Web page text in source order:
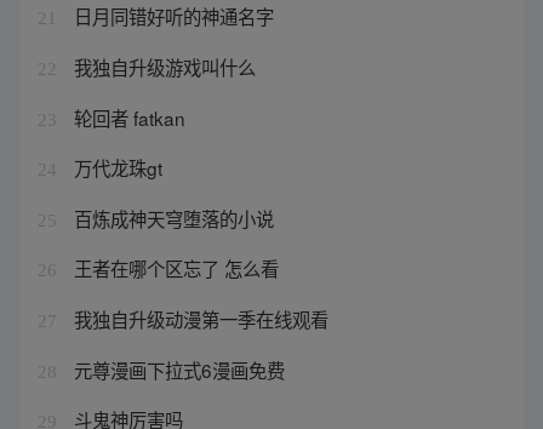
21 日月同错好听的神通名字
22 我独自升级游戏叫什么
23 轮回者 fatkan
24 万代龙珠gt
25 百炼成神天穹堕落的小说
26 王者在哪个区忘了 怎么看
27 我独自升级动漫第一季在线观看
28 元尊漫画下拉式6漫画免费
29 斗鬼神厉害吗